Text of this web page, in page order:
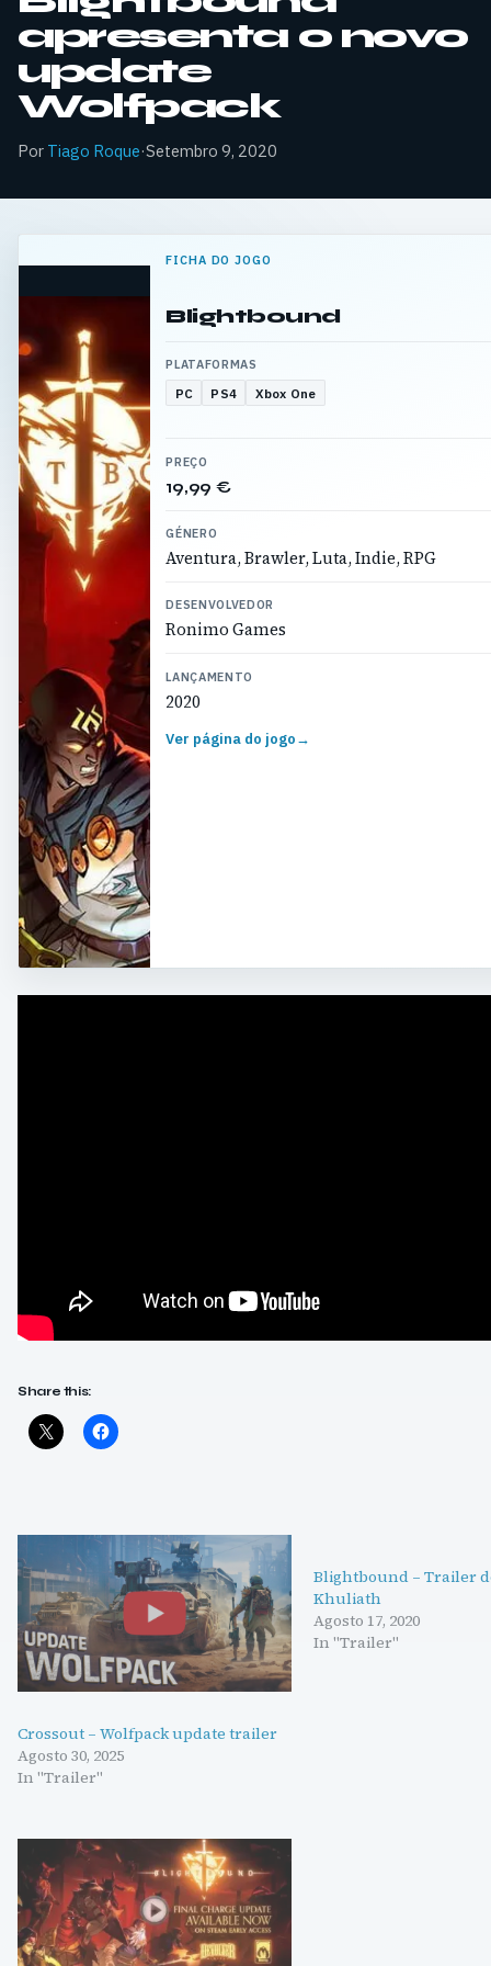
apresenta o novo
update
Wolfpack
Por Tiago Roque·Setembro 9, 2020
FICHA DO JOGO
Blightbound
PLATAFORMAS
PC PS4 Xbox One
PREÇO
19,99 €
GÉNERO
Aventura, Brawler, Luta, Indie, RPG
DESENVOLVEDOR
Ronimo Games
LANÇAMENTO
2020
Ver página do jogo→
Share this:
Crossout – Wolfpack update trailer
Agosto 30, 2025
In "Trailer"
Blightbound – Trailer
Khuliath
Agosto 17, 2020
In "Trailer"